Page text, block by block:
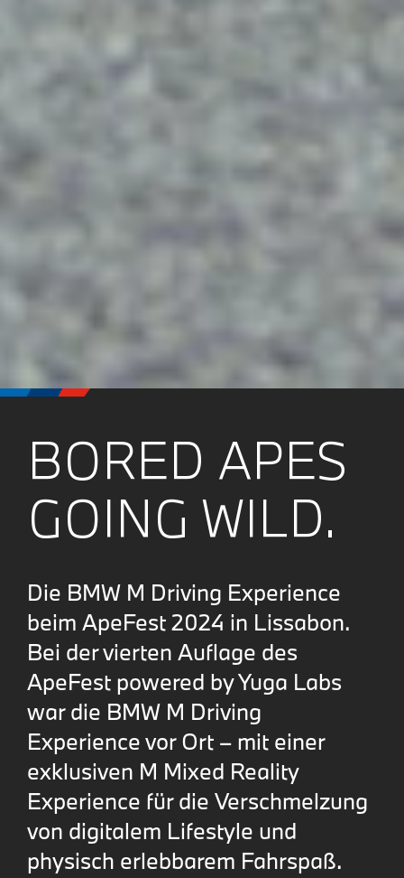
BORED APES
GOING WILD.
Die BMW M Driving Experience
beim ApeFest 2024 in Lissabon.
Bei der vierten Auflage des
ApeFest powered by Yuga Labs
war die BMW M Driving
Experience vor Ort – mit einer
exklusiven M Mixed Reality
Experience für die Verschmelzung
von digitalem Lifestyle und
physisch erlebbarem Fahrspaß.